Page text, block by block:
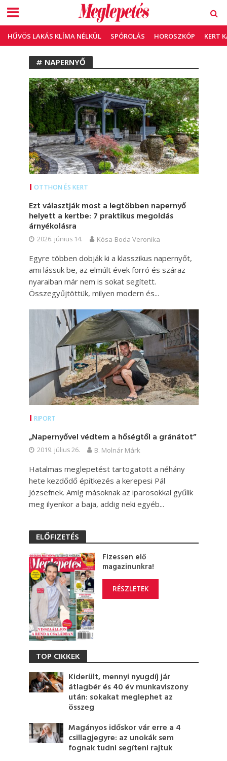
HŰVÖS LAKÁS KLÍMA NÉLKÜL SPÓROLÁS HOROSZKÓP KERT
# NAPERNYŐ
OTTHON ÉS KERT
Ezt választják most a legtöbben napernyő
helyett a kertbe: 7 praktikus megoldás
árnyékolásra
2026. június 14. Kósa-Boda Veronika
Egyre többen dobják ki a klasszikus napernyőt,
ami lássuk be, az elmúlt évek forró és száraz
nyaraiban már nem is sokat segített.
Összegyűjtöttük, milyen modern és...
RIPORT
„Napernyővel védtem a hőségtől a gránátot”
2019. július 26. B. Molnár Márk
Hatalmas meglepetést tartogatott a néhány
hete kezdődő építkezés a kerepesi Pál
Józsefnek. Amíg másoknak az iparosokkal gyűlik
meg ilyenkor a baja, addig neki egyéb...
ELŐFIZETÉS
Fizessen elő
magazinunkra!
RÉSZLETEK
TOP CIKKEK
Kiderült, mennyi nyugdíj jár
átlagbér és 40 év munkaviszony
után: sokakat meglephet az
összeg
Magányos időskor vár erre a 4
csillagjegyre: az unokák sem
fognak tudni segíteni rajtuk